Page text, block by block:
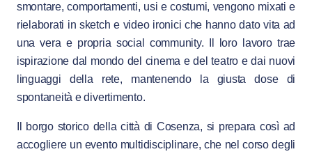
smontare, comportamenti, usi e costumi, vengono mixati e
rielaborati in sketch e video ironici che hanno dato vita ad
una vera e propria social community. Il loro lavoro trae
ispirazione dal mondo del cinema e del teatro e dai nuovi
linguaggi della rete, mantenendo la giusta dose di
spontaneità e divertimento.
Il borgo storico della città di Cosenza, si prepara così ad
accogliere un evento multidisciplinare, che nel corso degli